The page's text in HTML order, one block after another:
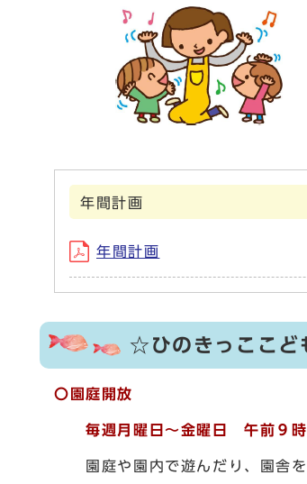
年間計画
年間計画
☆ひのきっここど
〇園庭開放
毎週月曜日～金曜日 午前９
園庭や園内で遊んだり、園舎を